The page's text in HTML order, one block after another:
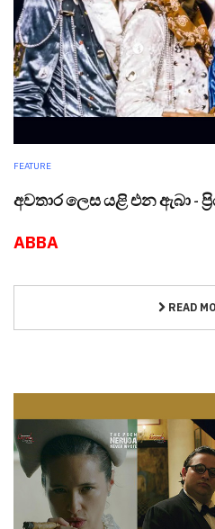
FEATURE
අවතාර ලෙස යළි එන ඇබා -
ABBA
READ